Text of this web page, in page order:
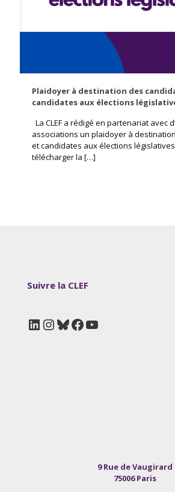
Plaidoyer à destination des
candidates aux élections
La CLEF a rédigé en partenariat avec
associations un plaidoyer à
et candidates aux élections
télécharger la […]
Suivre la CLEF
LinkedIn
Instagram
Bluesky
Facebook
YouTube
9 Rue de Vaugirard
75006 Paris